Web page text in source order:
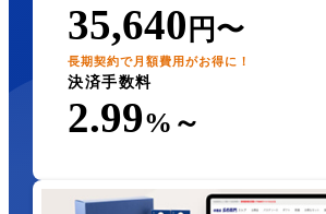
35,640 円〜
長期契約で月額費用がお得に！
決済手数料
2.99%～